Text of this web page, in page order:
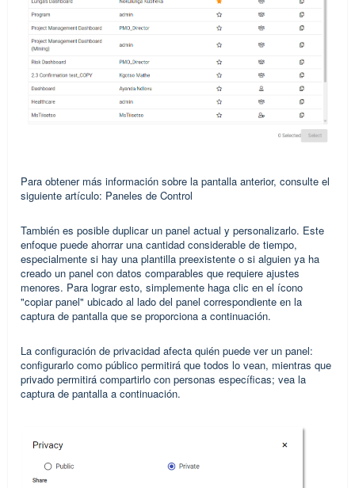
Para obtener más información sobre la pantalla anterior, consulte el
siguiente artículo: Paneles de Control
También es posible duplicar un panel actual y personalizarlo. Este
enfoque puede ahorrar una cantidad considerable de tiempo,
especialmente si hay una plantilla preexistente o si alguien ya ha
creado un panel con datos comparables que requiere ajustes
menores. Para lograr esto, simplemente haga clic en el ícono
"copiar panel" ubicado al lado del panel correspondiente en la
captura de pantalla que se proporciona a continuación.
La configuración de privacidad afecta quién puede ver un panel:
configurarlo como público permitirá que todos lo vean, mientras que
privado permitirá compartirlo con personas específicas; vea la
captura de pantalla a continuación.